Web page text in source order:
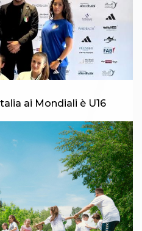
ai Mondiali è U16